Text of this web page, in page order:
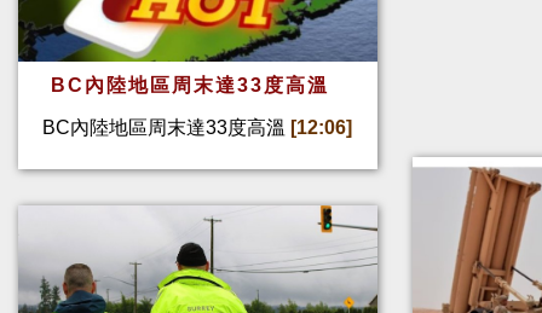
BC內陸地區周末達33度高溫
BC內陸地區周末達33度高溫 [12:06]